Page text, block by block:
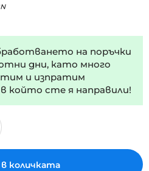
на поръчки
дни, като много
и изпратим
който сте я направили!
количката